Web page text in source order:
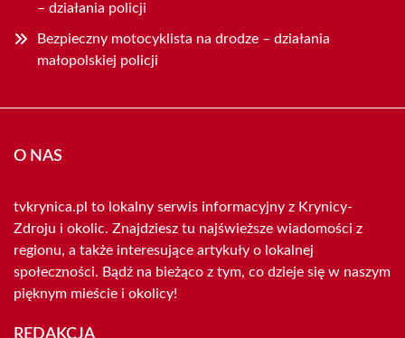
– działania policji
Bezpieczny motocyklista na drodze – działania
małopolskiej policji
O NAS
tvkrynica.pl to lokalny serwis informacyjny z Krynicy-
Zdroju i okolic. Znajdziesz tu najświeższe wiadomości z
regionu, a także interesujące artykuły o lokalnej
społeczności. Bądź na bieżąco z tym, co dzieje się w naszym
pięknym mieście i okolicy!
REDAKCJA